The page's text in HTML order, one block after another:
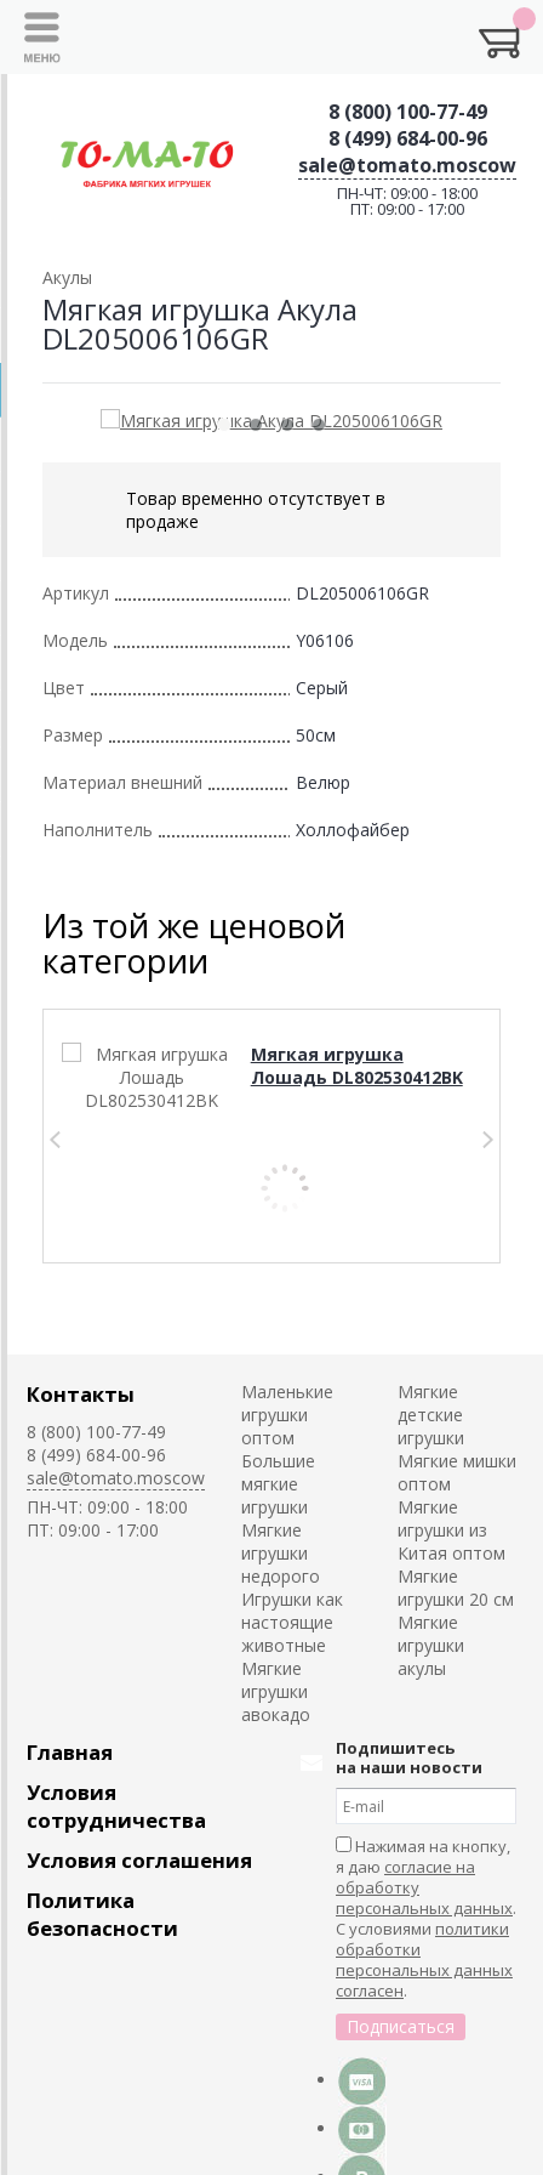
8 (800) 100-77-49
8 (499) 684-00-96
sale@tomato.moscow
ПН-ЧТ: 09:00 - 18:00
ПТ: 09:00 - 17:00
Акулы
Мягкая игрушка Акула
DL205006106GR
Товар временно отсутствует в
продаже
Артикул DL205006106GR
Модель Y06106
Цвет Серый
Размер 50см
Материал внешний Велюр
Наполнитель Холлофайбер
Из той же ценовой
категории
Мягкая игрушка
Лошадь DL802530412BK
Контакты
8 (800) 100-77-49
8 (499) 684-00-96
sale@tomato.moscow
ПН-ЧТ: 09:00 - 18:00
ПТ: 09:00 - 17:00
Маленькие
игрушки
оптом
Большие
мягкие
игрушки
Мягкие
игрушки
недорого
Игрушки как
настоящие
животные
Мягкие
игрушки
авокадо
Мягкие
детские
игрушки
Мягкие мишки
оптом
Мягкие
игрушки из
Китая оптом
Мягкие
игрушки 20 см
Мягкие
игрушки
акулы
Главная
Условия
сотрудничества
Условия соглашения
Политика
безопасности
Подпишитесь
на наши новости
Нажимая на кнопку,
я даю согласие на
обработку
персональных данных.
С условиями политики
обработки
персональных данных
согласен.